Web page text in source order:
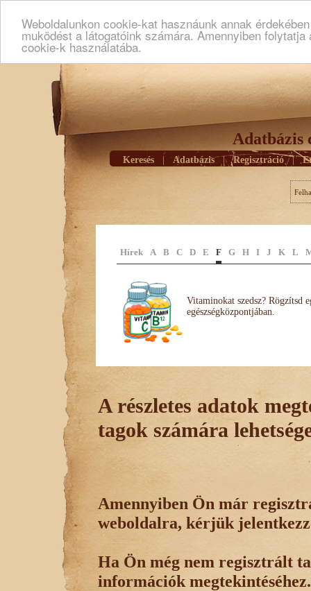
Weboldalunkon cookie-kat hasznáunk annak
muködést a látogatóink számára. Amennyiben
cookie-k használatába.
Adatbázis
Keresés Adatbázis | Regisztráció |
Hírek A B C D E F G H I J K L
Vitaminokat szedsz? Rögzítsd
egészségközpontjában.
A részletes adatok
tagok számára
Amennyiben Ön már
weboldalra, kérjük
Ha Ön még nem regisztrált
információk megtekintéséhez.